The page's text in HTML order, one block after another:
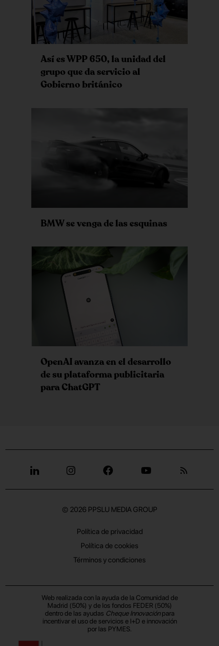
Así es WPP 650, la unidad del
grupo que da servicio al
Gobierno británico
BMW se venga de las esquinas
OpenAI avanza en el desarrollo
de su plataforma publicitaria
para ChatGPT
© 2026 PPSLU MEDIA GROUP
Política de privacidad
Política de cookies
Términos y condiciones
Web realizada con la ayuda de la Comunidad de
Madrid (50%) y de los fondos FEDER (50%)
dentro de las ayudas Cheque Innovaciónpara
incentivar el uso de servicios e I+D e innovación
por las PYMES.